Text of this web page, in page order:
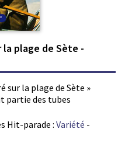
plage de Sète -
sur la plage de Sète »
partie des tubes
Hit-parade :Variété -